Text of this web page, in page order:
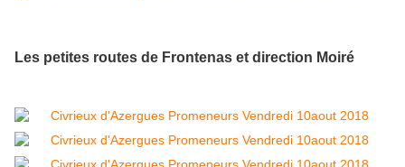
Les petites routes de Frontenas et direction Moiré